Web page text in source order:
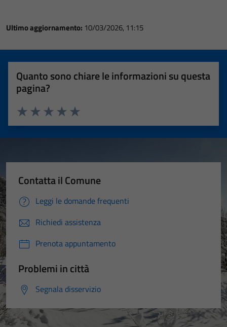
Ultimo aggiornamento: 10/03/2026, 11:15
Quanto sono chiare le informazioni su questa
pagina?
Valuta 5 stelle su 5
Valuta 4 stelle su 5
Valuta 3 stelle su 5
Valuta 2 stelle su 5
Valuta 1 stelle su 5
Contatta il Comune
Leggi le domande frequenti
Richiedi assistenza
Prenota appuntamento
Problemi in città
Segnala disservizio